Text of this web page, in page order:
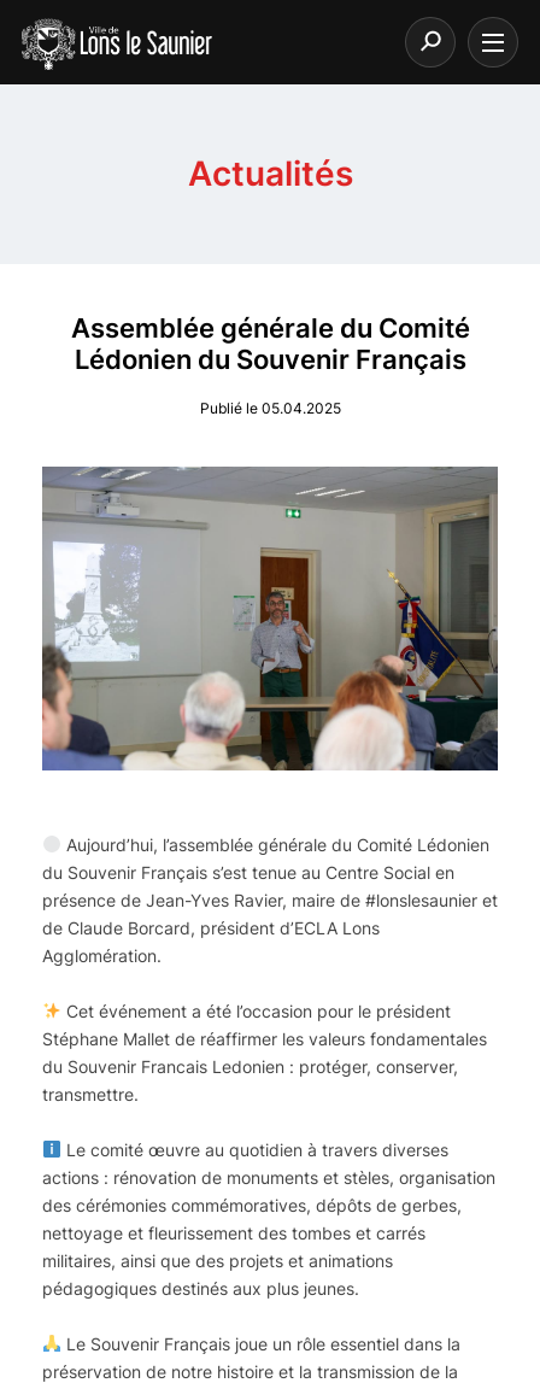
Actualités
Assemblée générale du Comité
Lédonien du Souvenir Français
Publié le 05.04.2025
Aujourd’hui, l’assemblée générale du Comité Lédonien
du Souvenir Français s’est tenue au Centre Social en
présence de Jean-Yves Ravier, maire de #lonslesaunier et
de Claude Borcard, président d’ECLA Lons
Agglomération.
Cet événement a été l’occasion pour le président
Stéphane Mallet de réaffirmer les valeurs fondamentales
du Souvenir Francais Ledonien : protéger, conserver,
transmettre.
Le comité œuvre au quotidien à travers diverses
actions : rénovation de monuments et stèles, organisation
des cérémonies commémoratives, dépôts de gerbes,
nettoyage et fleurissement des tombes et carrés
militaires, ainsi que des projets et animations
pédagogiques destinés aux plus jeunes.
Le Souvenir Français joue un rôle essentiel dans la
préservation de notre histoire et la transmission de la